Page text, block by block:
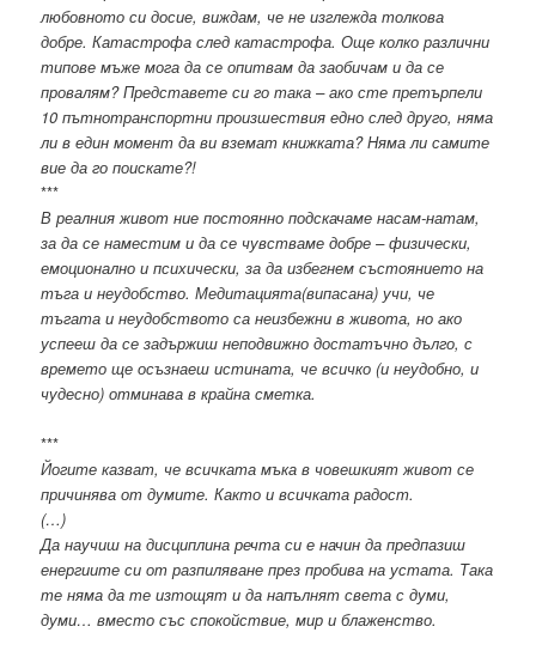
любовното си досие, виждам, че не изглежда толкова
добре. Катастрофа след катастрофа. Още колко различни
типове мъже мога да се опитвам да заобичам и да се
провалям? Представете си го така – ако сте претърпели
10 пътнотранспортни произшествия едно след друго, няма
ли в един момент да ви вземат книжката? Няма ли самите
вие да го поискате?!
***
В реалния живот ние постоянно подскачаме насам-натам,
за да се наместим и да се чувстваме добре – физически,
емоционално и психически, за да избегнем състоянието на
тъга и неудобство. Медитацията(випасана) учи, че
тъгата и неудобството са неизбежни в живота, но ако
успееш да се задържиш неподвижно достатъчно дълго, с
времето ще осъзнаеш истината, че всичко (и неудобно, и
чудесно) отминава в крайна сметка.
***
Йогите казват, че всичката мъка в човешкият живот се
причинява от думите. Както и всичката радост.
(…)
Да научиш на дисциплина речта си е начин да предпазиш
енергиите си от разпиляване през пробива на устата. Така
те няма да те изтощят и да напълнят света с думи,
думи… вместо със спокойствие, мир и блаженство.